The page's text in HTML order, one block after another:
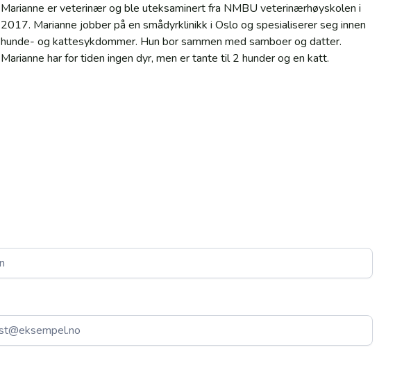
Marianne er veterinær og ble uteksaminert fra NMBU veterinærhøyskolen i
2017. Marianne jobber på en smådyrklinikk i Oslo og spesialiserer seg innen
hunde- og kattesykdommer. Hun bor sammen med samboer og datter.
Marianne har for tiden ingen dyr, men er tante til 2 hunder og en katt.